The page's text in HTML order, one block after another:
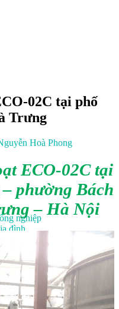
nghiệp
đình
02C tại phố
Trưng
Hoà Phong
ECO-02C tại
phường Bách
– Hà Nội